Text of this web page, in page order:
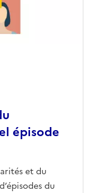
épisode
et du
du